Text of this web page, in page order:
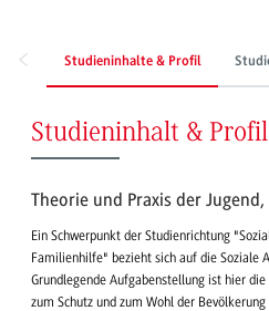
Studieninhalte & Profil
Studieninhalt & Profil
Theorie und Praxis der
Ein Schwerpunkt der Studienrichtung
Familienhilfe" bezieht sich auf die Soziale
Grundlegende Aufgabenstellung ist hier
zum Schutz und zum Wohl der